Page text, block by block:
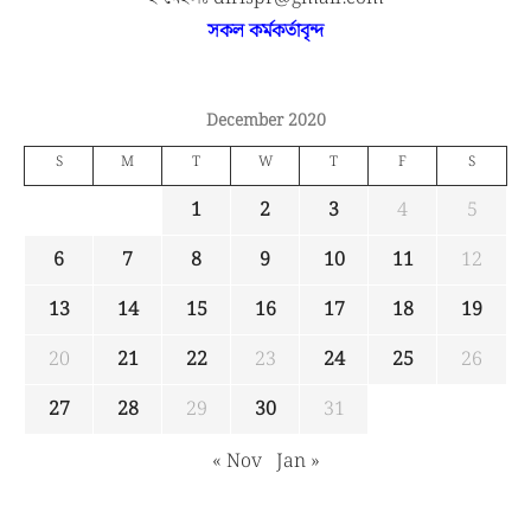
সকল কর্মকর্তাবৃন্দ
December 2020
S M T W T F S
1 2 3 4
5
6
7 8 9 10 11
12
13
14 15 16 17 18
19
20
21 22 23 24 25
26
27
28 29 30
31
« Nov Jan »